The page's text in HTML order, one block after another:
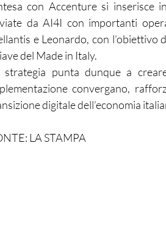
con Accenture si
da AI4I con importanti
e Leonardo, con
del Made in Italy.
strategia punta dunque a
convergano,
digitale dell’economia
LA STAMPA